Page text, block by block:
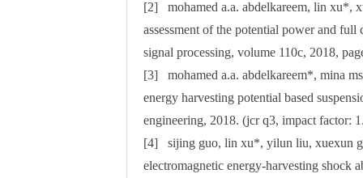
[2] mohamed a.a. abdelkareem, lin xu*,
assessment of the potential power and
signal processing, volume 110c, 2018,
[3] mohamed a.a. abdelkareem*, mina
energy harvesting potential based
engineering, 2018. (jcr q3, impact factor:
[4] sijing guo, lin xu*, yilun liu, xuexun
electromagnetic energy-harvesting shock